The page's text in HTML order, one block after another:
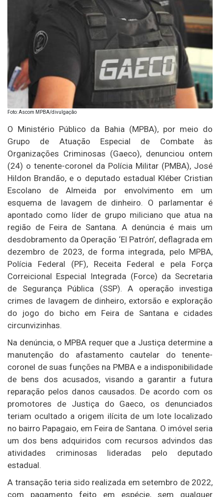
Foto: Ascom MPBA/divulgação
O Ministério Público da Bahia (MPBA), por meio do
Grupo de Atuação Especial de Combate às
Organizações Criminosas (Gaeco), denunciou ontem
(24) o tenente-coronel da Polícia Militar (PMBA), José
Hildon Brandão, e o deputado estadual Kléber Cristian
Escolano de Almeida por envolvimento em um
esquema de lavagem de dinheiro. O parlamentar é
apontado como líder de grupo miliciano que atua na
região de Feira de Santana. A denúncia é mais um
desdobramento da Operação ‘El Patrón’, deflagrada em
dezembro de 2023, de forma integrada, pelo MPBA,
Polícia Federal (PF), Receita Federal e pela Força
Correicional Especial Integrada (Force) da Secretaria
de Segurança Pública (SSP). A operação investiga
crimes de lavagem de dinheiro, extorsão e exploração
do jogo do bicho em Feira de Santana e cidades
circunvizinhas.
Na denúncia, o MPBA requer que a Justiça determine a
manutenção do afastamento cautelar do tenente-
coronel de suas funções na PMBA e a indisponibilidade
de bens dos acusados, visando a garantir a futura
reparação pelos danos causados. De acordo com os
promotores de Justiça do Gaeco, os denunciados
teriam ocultado a origem ilícita de um lote localizado
no bairro Papagaio, em Feira de Santana. O imóvel seria
um dos bens adquiridos com recursos advindos das
atividades criminosas lideradas pelo deputado
estadual.
A transação teria sido realizada em setembro de 2022,
com pagamento feito em espécie, sem qualquer